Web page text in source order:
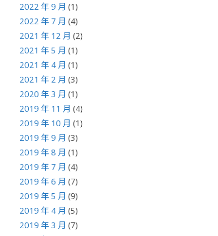
2022 年 9 月 (1)
2022 年 7 月 (4)
2021 年 12 月 (2)
2021 年 5 月 (1)
2021 年 4 月 (1)
2021 年 2 月 (3)
2020 年 3 月 (1)
2019 年 11 月 (4)
2019 年 10 月 (1)
2019 年 9 月 (3)
2019 年 8 月 (1)
2019 年 7 月 (4)
2019 年 6 月 (7)
2019 年 5 月 (9)
2019 年 4 月 (5)
2019 年 3 月 (7)